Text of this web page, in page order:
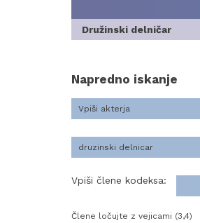
Družinski delničar
Napredno iskanje
Vpiši člene kodeksa:
Člene ločujte z vejicami (3,4)